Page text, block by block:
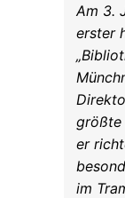
Am 3.
erster
größte
er
im